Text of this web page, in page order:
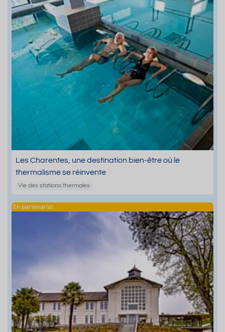
Les Charentes, une destination bien-être où le
thermalisme se réinvente
Vie des stations thermales